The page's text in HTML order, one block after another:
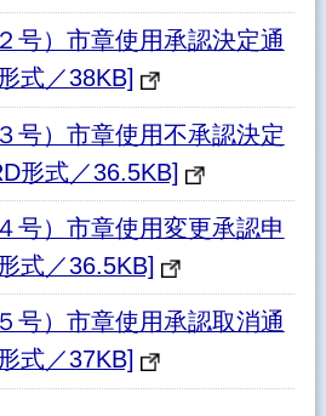
号）市章使用承認決定通
式／38KB]
号）市章使用不承認決定
形式／36.5KB]
号）市章使用変更承認申
式／36.5KB]
号）市章使用承認取消通
式／37KB]